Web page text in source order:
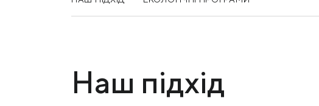
Каметсталь
Metinvest Tubular Iași
Наш підхід